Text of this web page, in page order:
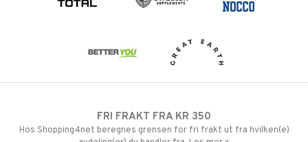
FRI FRAKT FRA KR 350
Hos Shopping4net beregnes grensen for fri frakt ut fra hvilken(e)